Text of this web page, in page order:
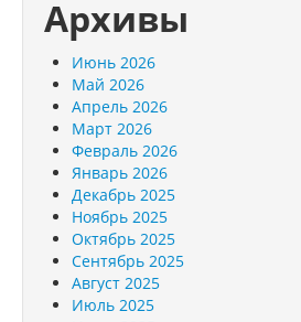
Архивы
Июнь 2026
Май 2026
Апрель 2026
Март 2026
Февраль 2026
Январь 2026
Декабрь 2025
Ноябрь 2025
Октябрь 2025
Сентябрь 2025
Август 2025
Июль 2025